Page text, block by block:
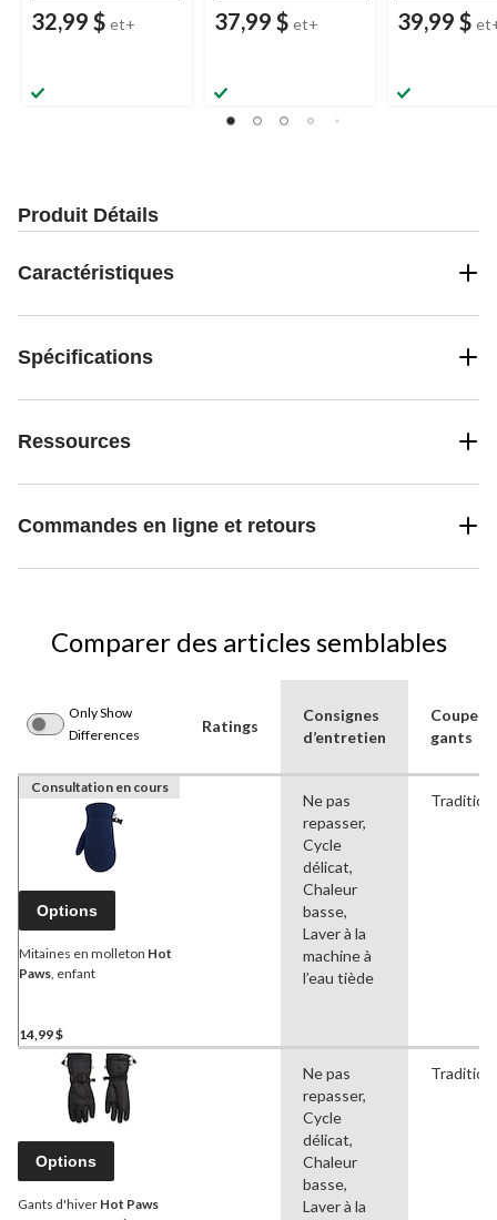
32,99 $ et+ 37,99 $ et+ 39,99 $
Produit Détails
Caractéristiques
Spécifications
Ressources
Commandes en ligne et retours
Comparer des articles semblables
Only Show
Differences
Ratings
Consignes
d’entretien
Coupe
gants
Consultation en cours
Options
Mitaines en molleton Hot
Paws , enfant
14,99 $
Ne pas
repasser,
Cycle
délicat,
Chaleur
basse,
Laver à la
machine à
l’eau tiède
Options
Gants d'hiver Hot Paws
Ne pas
repasser,
Cycle
délicat,
Chaleur
basse,
Laver à la